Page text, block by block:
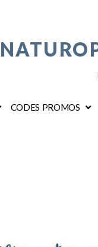
CODES PROMOS